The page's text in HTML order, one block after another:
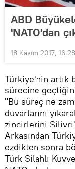
ABD
'NATO'dan
18 Kasım 2017, 16:28
Türkiye'nin artık
sürecine
"Bu süreç ne
duvarlarını
zincirlerini
Arkasından
ezdikten sonra
Türk Silahlı